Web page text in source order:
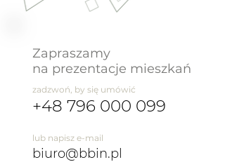
Zapraszamy
na prezentacje mieszkań
zadzwoń, by się umówić
+48 796 000 099
lub napisz e-mail
biuro@bbin.pl